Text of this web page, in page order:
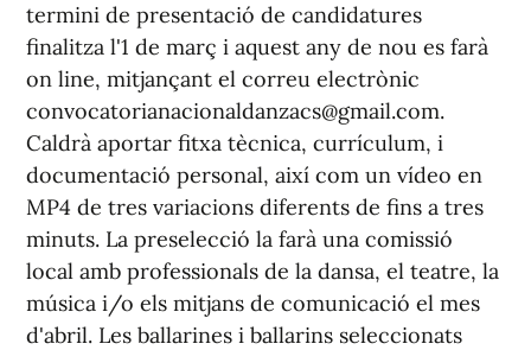
termini de presentació de candidatures
finalitza l'1 de març i aquest any de nou es farà
on line, mitjançant el correu electrònic
convocatorianacionaldanzacs@gmail.com.
Caldrà aportar fitxa tècnica, currículum, i
documentació personal, així com un vídeo en
MP4 de tres variacions diferents de fins a tres
minuts. La preselecció la farà una comissió
local amb professionals de la dansa, el teatre, la
música i/o els mitjans de comunicació el mes
d'abril. Les ballarines i ballarins seleccionats